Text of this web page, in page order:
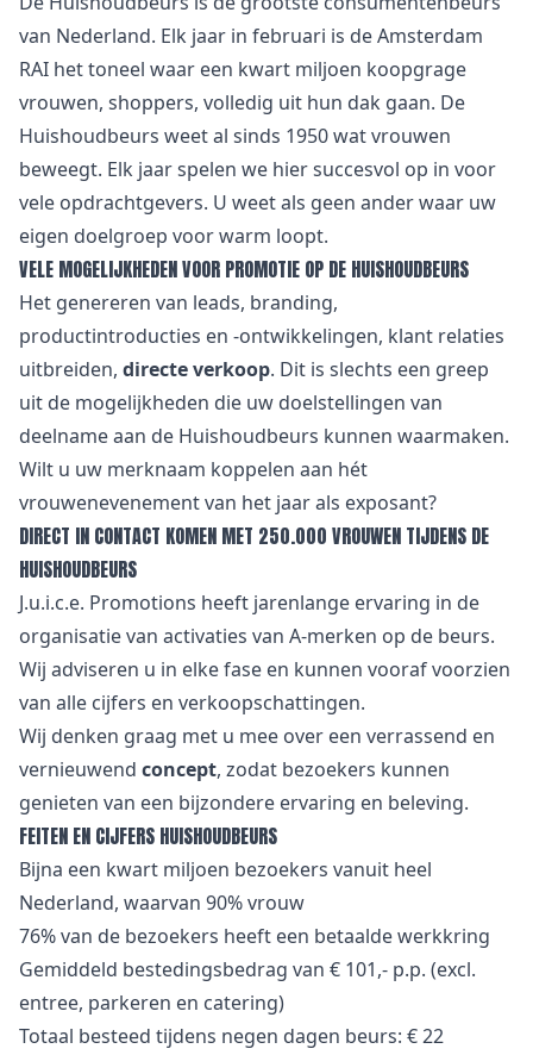
van Nederland. Elk jaar in februari is de Amsterdam
RAI het toneel waar een kwart miljoen koopgrage
vrouwen, shoppers, volledig uit hun dak gaan. De
Huishoudbeurs weet al sinds 1950 wat vrouwen
beweegt. Elk jaar spelen we hier succesvol op in voor
vele opdrachtgevers. U weet als geen ander waar uw
eigen doelgroep voor warm loopt.
VELE MOGELIJKHEDEN VOOR PROMOTIE OP DE HUISHOUDBEURS
Het genereren van leads, branding,
productintroducties en -ontwikkelingen, klant relaties
uitbreiden, directe verkoop. Dit is slechts een greep
uit de mogelijkheden die uw doelstellingen van
deelname aan de Huishoudbeurs kunnen waarmaken.
Wilt u uw merknaam koppelen aan hét
vrouwenevenement van het jaar als exposant?
DIRECT IN CONTACT KOMEN MET 250.000 VROUWEN TIJDENS DE
HUISHOUDBEURS
J.u.i.c.e. Promotions heeft jarenlange ervaring in de
organisatie van activaties van A-merken op de beurs.
Wij adviseren u in elke fase en kunnen vooraf voorzien
van alle cijfers en verkoopschattingen.
Wij denken graag met u mee over een verrassend en
vernieuwend concept, zodat bezoekers kunnen
genieten van een bijzondere ervaring en beleving.
FEITEN EN CIJFERS HUISHOUDBEURS
Bijna een kwart miljoen bezoekers vanuit heel
Nederland, waarvan 90% vrouw
76% van de bezoekers heeft een betaalde werkkring
Gemiddeld bestedingsbedrag van € 101,- p.p. (excl.
entree, parkeren en catering)
Totaal besteed tijdens negen dagen beurs: € 22